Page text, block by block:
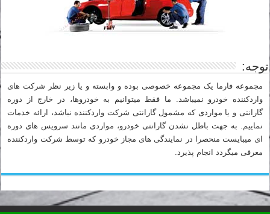
توجه:
مجموعه فارما یک مجموعه خصوصی بوده و وابسته و یا زیر نظر شرکت های
واردکننده خودرو نمیباشد. ما فقط میتوانیم به خودروها، در خارج از دوره
گارانتی و یا مواردی که مشمول گارانتی شرکت واردکننده نباشد، ارائه خدمات
نماییم. به جهت باطل نشدن گارانتی خودرو، مواردی مانند سرویس های دوره
ای میبایست منحصرا در نمایندگی های مجاز خودرو که توسط شرکت واردکننده
معرفی میگردد انجام پذیرد.